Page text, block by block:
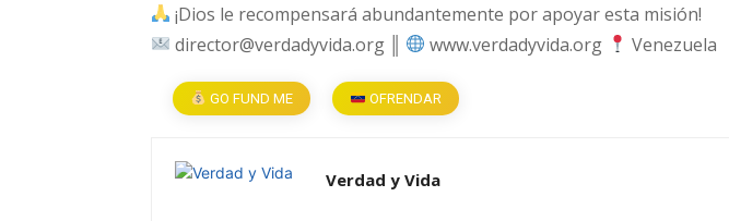
¡Dios le recompensará abundantemente por apoyar esta misión!
director@verdadyvida.org ║
www.verdadyvida.org Venezuela
GO FUND ME OFRENDAR
Verdad y Vida